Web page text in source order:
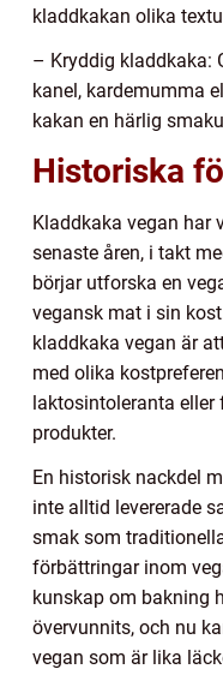
kladdkakan olika
– Kryddig kladdkaka:
kanel, kardemumma
kakan en härlig
Historiska
Kladdkaka vegan har
senaste åren, i takt
börjar utforska en
vegansk mat i sin
kladdkaka vegan är
med olika
laktosintoleranta
produkter.
En historisk nackdel
inte alltid levererade
smak som
förbättringar inom
kunskap om bakning
övervunnits, och nu
vegan som är lika